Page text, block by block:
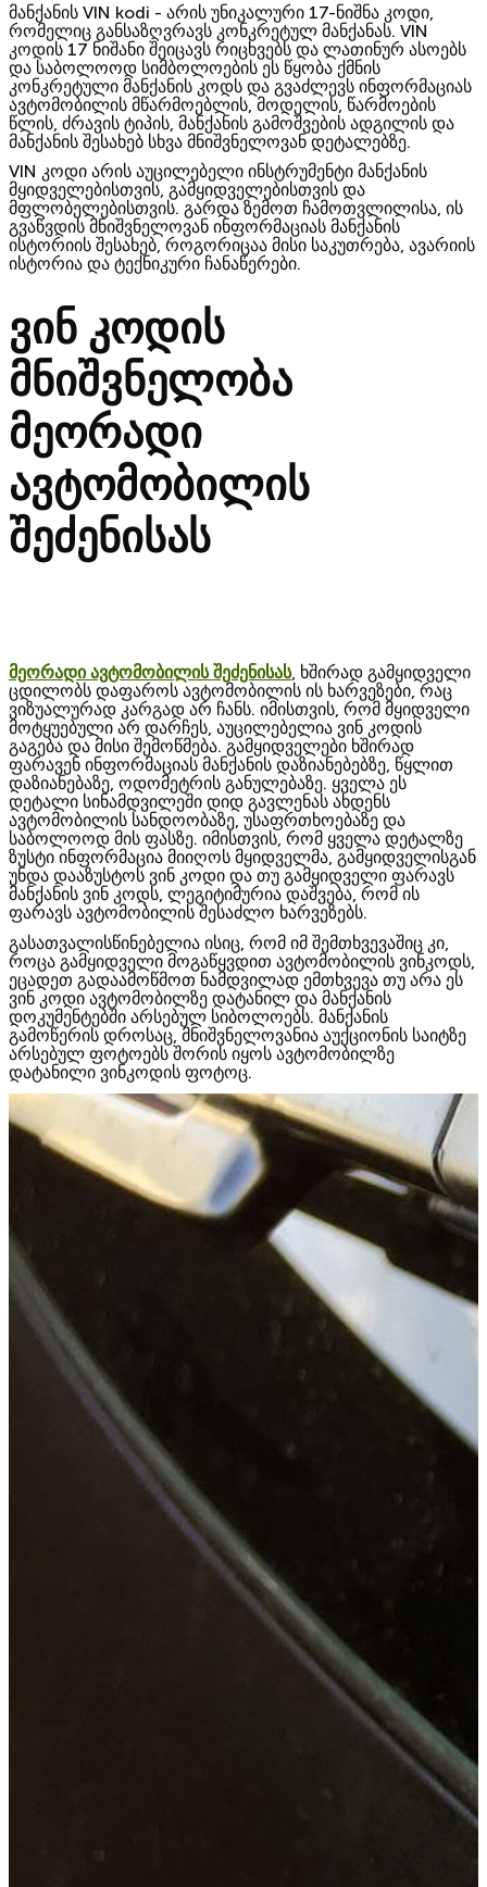
მანქანის VIN kodi - არის უნიკალური 17-ნიშნა კოდი,
რომელიც განსაზღვრავს კონკრეტულ მანქანას. VIN
კოდის 17 ნიშანი შეიცავს რიცხვებს და ლათინურ ასოებს
და საბოლოოდ სიმბოლოების ეს წყობა ქმნის
კონკრეტული მანქანის კოდს და გვაძლევს ინფორმაციას
ავტომობილის მწარმოებლის, მოდელის, წარმოების
წლის, ძრავის ტიპის, მანქანის გამოშვების ადგილის და
მანქანის შესახებ სხვა მნიშვნელოვან დეტალებზე.
VIN კოდი არის აუცილებელი ინსტრუმენტი მანქანის
მყიდველებისთვის, გამყიდველებისთვის და
მფლობელებისთვის. გარდა ზემოთ ჩამოთვლილისა, ის
გვაწვდის მნიშვნელოვან ინფორმაციას მანქანის
ისტორიის შესახებ, როგორიცაა მისი საკუთრება, ავარიის
ისტორია და ტექნიკური ჩანაწერები.
ვინ კოდის
მნიშვნელობა
მეორადი
ავტომობილის
შეძენისას
მეორადი ავტომობილის შეძენისას, ხშირად გამყიდველი
ცდილობს დაფაროს ავტომობილის ის ხარვეზები, რაც
ვიზუალურად კარგად არ ჩანს. იმისთვის, რომ მყიდველი
მოტყუებული არ დარჩეს, აუცილებელია ვინ კოდის
გაგება და მისი შემოწმება. გამყიდველები ხშირად
ფარავენ ინფორმაციას მანქანის დაზიანებებზე, წყლით
დაზიანებაზე, ოდომეტრის განულებაზე. ყველა ეს
დეტალი სინამდვილეში დიდ გავლენას ახდენს
ავტომობილის სანდოობაზე, უსაფრთხოებაზე და
საბოლოოდ მის ფასზე. იმისთვის, რომ ყველა დეტალზე
ზუსტი ინფორმაცია მიიღოს მყიდველმა, გამყიდველისგან
უნდა დააზუსტოს ვინ კოდი და თუ გამყიდველი ფარავს
მანქანის ვინ კოდს, ლეგიტიმურია დაშვება, რომ ის
ფარავს ავტომობილის შესაძლო ხარვეზებს.
გასათვალისწინებელია ისიც, რომ იმ შემთხვევაშიც კი,
როცა გამყიდველი მოგაწყვდით ავტომობილის ვინკოდს,
ეცადეთ გადაამოწმოთ ნამდვილად ემთხვევა თუ არა ეს
ვინ კოდი ავტომობილზე დატანილ და მანქანის
დოკუმენტებში არსებულ სიბოლოებს. მანქანის
გამოწერის დროსაც, მნიშვნელოვანია აუქციონის საიტზე
არსებულ ფოტოებს შორის იყოს ავტომობილზე
დატანილი ვინკოდის ფოტოც.